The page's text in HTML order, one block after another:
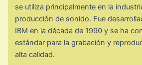
se utiliza principalmente en la
producción de sonido. Fue
IBM en la década de 1990 y se ha
estándar para la grabación y
alta calidad.